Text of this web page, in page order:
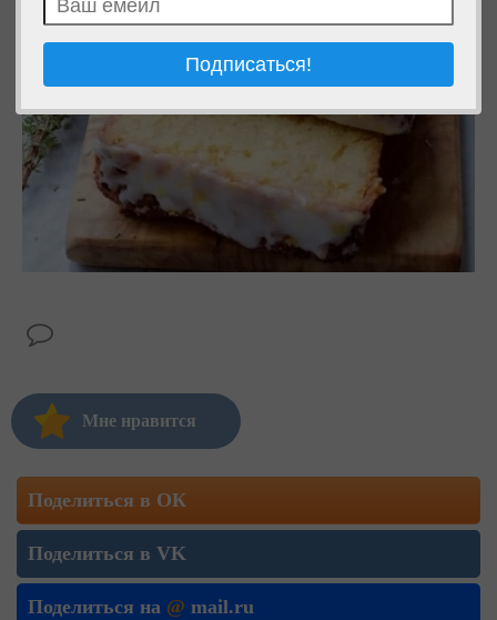
Мне нравится
Поделиться в ОК
Поделиться в VK
Поделиться на @ mail.ru